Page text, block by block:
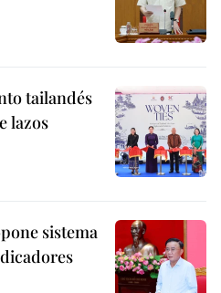
tailandés
lazos
sistema